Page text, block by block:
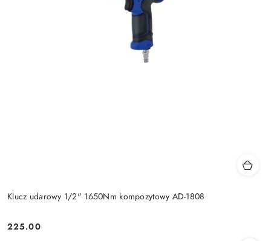
Klucz udarowy 1/2" 1650Nm kompozytowy AD-1808
Cena:
225.00